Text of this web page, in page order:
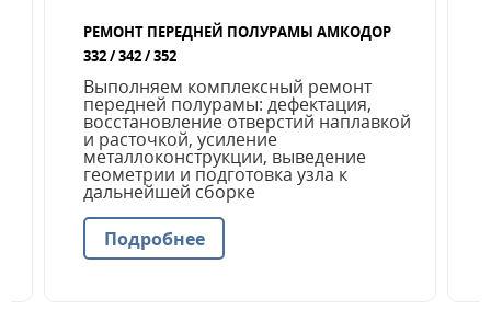
РЕМОНТ ПЕРЕДНЕЙ ПОЛУРАМЫ АМКОДОР
332 / 342 / 352
Выполняем комплексный ремонт
передней полурамы: дефектация,
восстановление отверстий наплавкой
и расточкой, усиление
металлоконструкции, выведение
геометрии и подготовка узла к
дальнейшей сборке
Подробнее